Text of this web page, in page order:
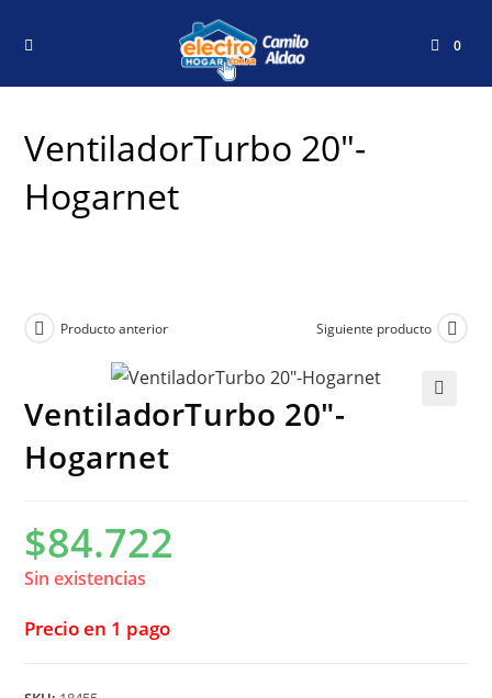
0
VentiladorTurbo 20″-
Hogarnet
Producto anterior Siguiente producto
VentiladorTurbo 20″-
Hogarnet
$84.722
Sin existencias
Precio en 1 pago